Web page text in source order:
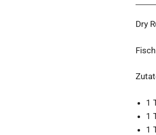
Dry
1
1
1